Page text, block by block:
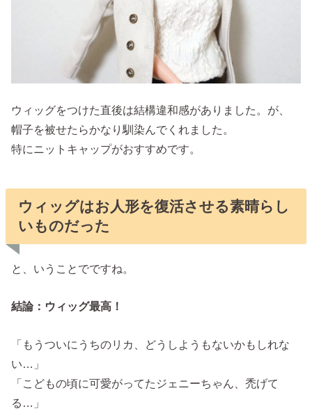
ウィッグをつけた直後は結構違和感がありました。が、
帽子を被せたらかなり馴染んでくれました。
特にニットキャップがおすすめです。
ウィッグはお人形を復活させる素晴らし
いものだった
と、いうことでですね。
結論：ウィッグ最高！
「もうついにうちのリカ、どうしようもないかもしれな
い…」
「こどもの頃に可愛がってたジェニーちゃん、禿げて
る…」